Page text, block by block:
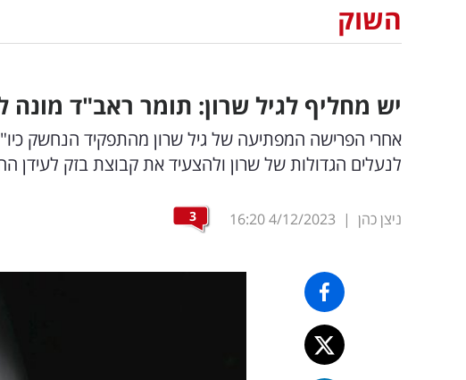
השוק
יש מחליף לגיל שרון: תומר ראב"ד מונה
אחרי הפרישה המפתיעה של גיל שרון מהתפקיד הנחשק
לנעלים הגדולות של שרון ולהצעיד את קבוצת בזק לעידן
ניצן כהן |
4/12/2023
16:20
3